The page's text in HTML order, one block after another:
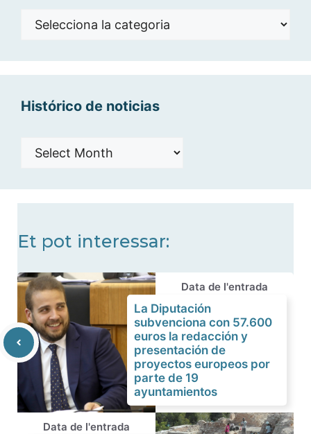
Noticias
Histórico de noticias
Histórico
Et pot interessar:
Data de l'entrada
La Diputación
subvenciona con 57.600
euros la redacción y
presentación de
proyectos europeos por
parte de 19
ayuntamientos
Data de l'entrada